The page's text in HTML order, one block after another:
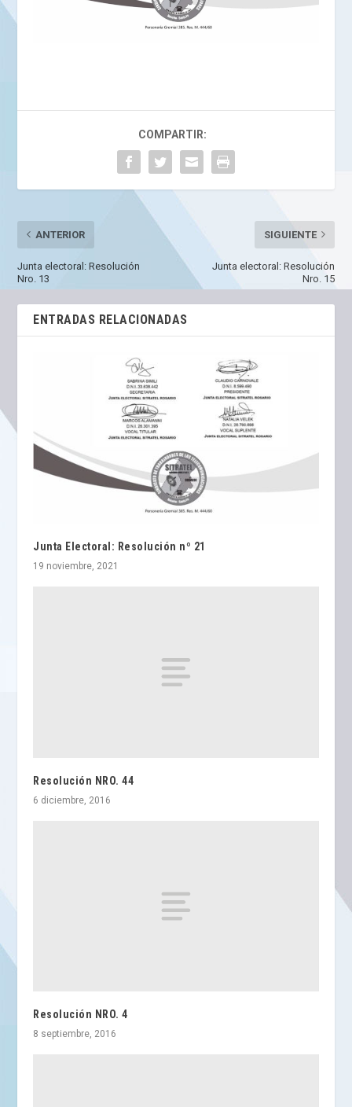
COMPARTIR:
ANTERIOR
Junta electoral: Resolución
Nro. 13
SIGUIENTE
Junta electoral: Resolución
Nro. 15
ENTRADAS RELACIONADAS
Junta Electoral: Resolución nº 21
19 noviembre, 2021
Resolución NRO. 44
6 diciembre, 2016
Resolución NRO. 4
8 septiembre, 2016